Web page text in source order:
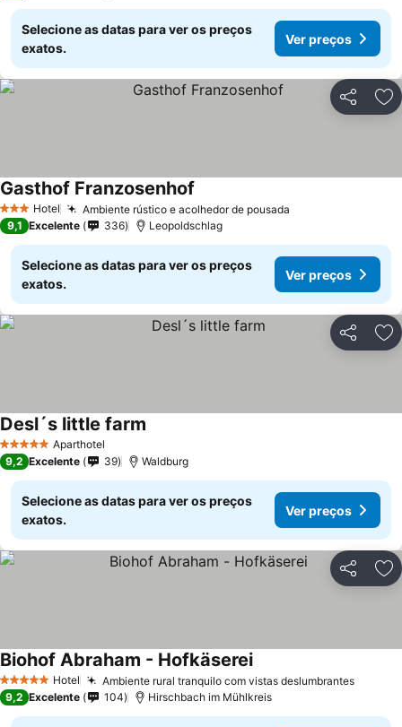
Selecione as datas para ver os preços
exatos.
Ver preços
Partilhar
3 EstrelasHotel Ambiente rústico e acolhedor de pousada
Gasthof Franzosenhof
9,1 Excelente 336 Leopoldschlag
Selecione as datas para ver os preços
exatos.
Ver preços
Partilhar
5 Estrelas Aparthotel
Desl´s little farm
9,2 Excelente 39 Waldburg
Selecione as datas para ver os preços
exatos.
Ver preços
Partilhar
5 Estrelas Hotel Ambiente rural tranquilo com vistas deslumbrantes
Biohof Abraham - Hofkäserei
9,2 Excelente 104 Hirschbach im Mühlkreis